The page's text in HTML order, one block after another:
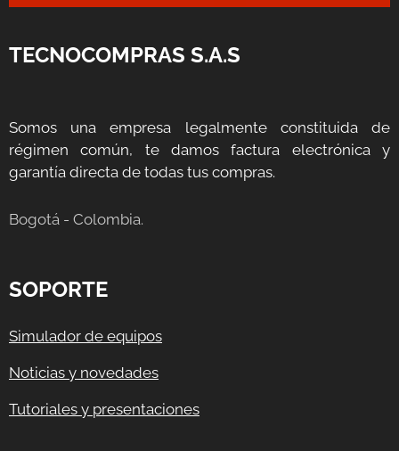
TECNOCOMPRAS S.A.S
Somos una empresa legalmente constituida de
régimen común, te damos factura electrónica y
garantía directa de todas tus compras.
Bogotá - Colombia.
SOPORTE
Simulador de equipos
Noticias y novedades
Tutoriales y presentaciones